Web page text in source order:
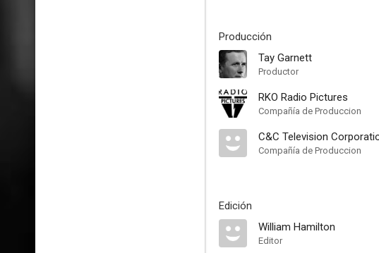
Producción
Tay Garnett
Productor
RKO Radio Pictures
Compañía de Produccion
C&C Television
Compañía de Produccion
Edición
William Hamilton
Editor